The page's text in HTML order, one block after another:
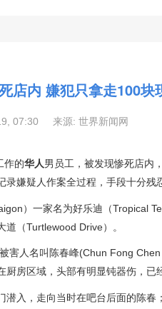
店内 嫌犯只拿走100块
07:30 来源: 世界新闻网
作的华人男员工，被发现惨死店内
嫌疑人作案全过程，手段十分残
）一家名为好乐迪（Tropical
（Turtlewood Drive）。
害人名叫陈春峰(Chun Fong
房区域，头部有明显钝器伤，已
入，走向当时在吧台后面的陈春